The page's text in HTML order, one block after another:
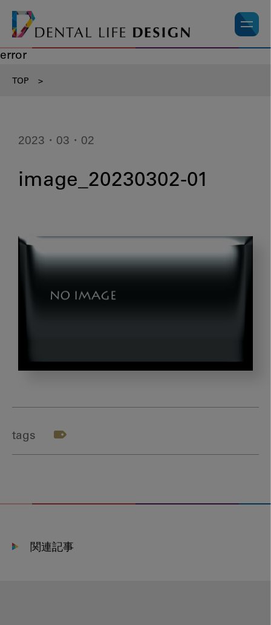
error
TOP >
2023・03・02
image_20230302-01
tags
関連記事